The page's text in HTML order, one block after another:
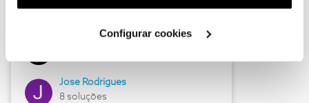
utilização dos cookies clicando em "Configurar
Configurar cookies
Hall of Fame de junho
Jose Rodrigues
8 soluções